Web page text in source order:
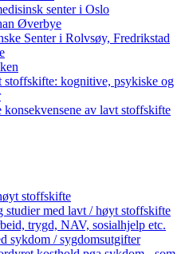
senter i Oslo
Øverbye
Senter i Rolvsøy, Fredrikstad
stoffskifte: kognitive, psykiske og
av lavt stoffskifte
stoffskifte
studier med lavt / høyt stoffskifte
trygd, NAV, sosialhjelp etc.
sykdom / sygdomsutgifter